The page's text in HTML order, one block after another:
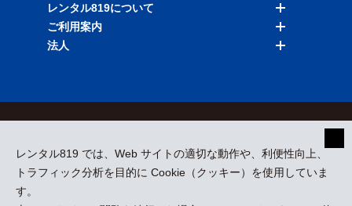
レンタル819 では、Web サイトの適切な動作や、利便性向上、
トラフィック分析を目的に Cookie（クッキー）を使用していま
す。
バイクを探す
店舗を探す
レンタル819について
料金表
ご利用案内
法人
採用情報
プレスリリース